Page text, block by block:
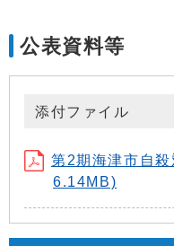
公表資料等
添付ファイル
第2期海津市自
6.14MB)